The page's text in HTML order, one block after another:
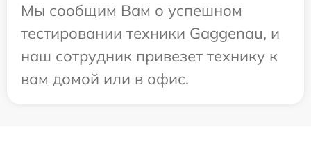
Мы сообщим Вам о успешном
тестировании техники Gaggenau, и
наш сотрудник привезет технику к
вам домой или в офис.